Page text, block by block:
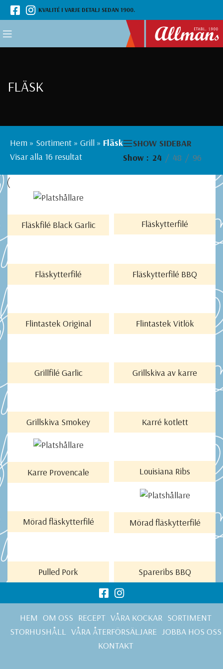
KVALITÉ I VARJE DETALJ SEDAN 1900.
FLÄSK
Hem » Sortiment » Grill » Fläsk
Visar alla 16 resultat
SHOW SIDEBAR
Show
24 48 96
Fläskfilé Black Garlic Fläskytterfilé
Fläskytterfilé Fläskytterfilé BBQ
Flintastek Original Flintastek Vitlök
Grillfilé Garlic Grillskiva av karre
Grillskiva Smokey Karré kotlett
Karre Provencale Louisiana Ribs
Mörad fläskytterfilé Mörad fläskytterfilé
Pulled Pork Spareribs BBQ
HEM OM OSS RECEPT VÅRA KOCKAR SORTIMENT
STORHUSHÅLL
VÅRA ÅTERFÖRSÄLJARE
JOBBA HOS OSS
KONTAKT